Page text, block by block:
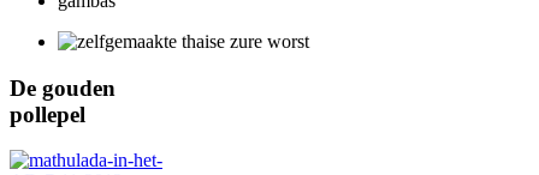
De gouden
pollepel